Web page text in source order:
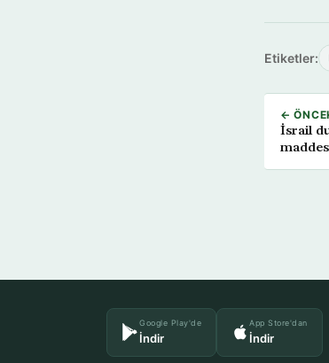
Etiketler:
←
İsrail
Google Play'de
İndir
App Store'dan
İndir